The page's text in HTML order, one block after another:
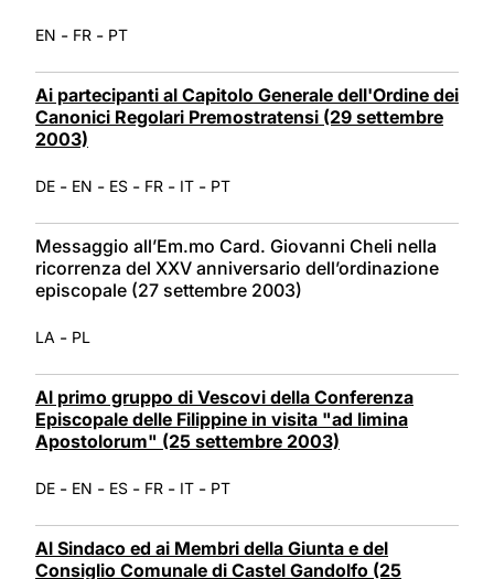
EN - FR - PT
Ai partecipanti al Capitolo Generale dell'Ordine dei
Canonici Regolari Premostratensi (29 settembre
2003)
DE - EN - ES - FR - IT - PT
Messaggio all’Em.mo Card. Giovanni Cheli nella
ricorrenza del XXV anniversario dell’ordinazione
episcopale (27 settembre 2003)
LA - PL
Al primo gruppo di Vescovi della Conferenza
Episcopale delle Filippine in visita "ad limina
Apostolorum" (25 settembre 2003)
DE - EN - ES - FR - IT - PT
Al Sindaco ed ai Membri della Giunta e del
Consiglio Comunale di Castel Gandolfo (25